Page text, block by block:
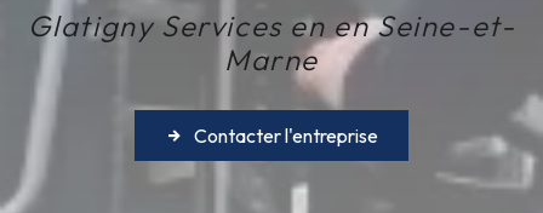
Glatigny Services en en Seine-et-
Marne
Contacter l'entreprise